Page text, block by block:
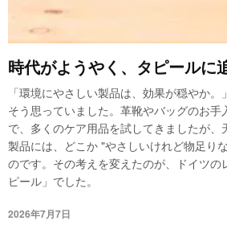
2026年7月7日
時代がようやく、タピールに
「環境にやさしい製品は、効果が穏やか
そう思っていました。革靴やバッグのお手
で、多くのケア用品を試してきましたが、
製品には、どこか "やさしいけれど物足り
のです。その考えを変えたのが、ドイツの
ピール」でした。